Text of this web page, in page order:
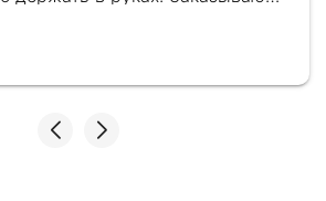
раз для бизнес-партнеров,
— от общения с
качества самих книг.